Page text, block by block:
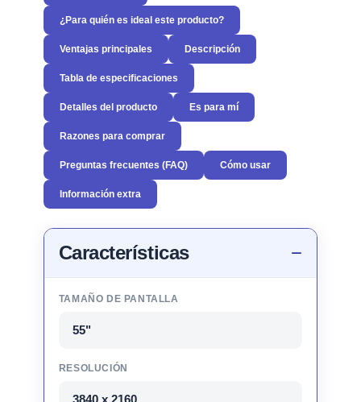
¿Para quién es ideal este producto?
Ventajas principales Descripción
Tabla de especificaciones
Detalles del producto Es para mí
Razones para comprar
Preguntas frecuentes (FAQ) Cómo usar
Información extra
Características
TAMAÑO DE PANTALLA
55"
RESOLUCIÓN
3840 x 2160